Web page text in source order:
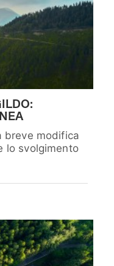
breve modifica
lo svolgimento